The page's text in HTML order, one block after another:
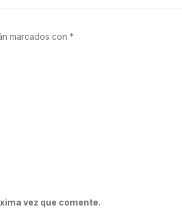
marcados con *
vez que comente.